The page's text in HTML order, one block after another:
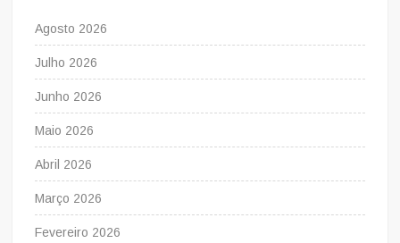
Agosto 2026
Julho 2026
Junho 2026
Maio 2026
Abril 2026
Março 2026
Fevereiro 2026